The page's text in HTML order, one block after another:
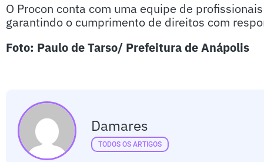
O Procon conta com uma equipe de
garantindo o cumprimento de direitos com
Foto: Paulo de Tarso/ Prefeitura de Anápolis
Damares
TODOS OS ARTIGOS